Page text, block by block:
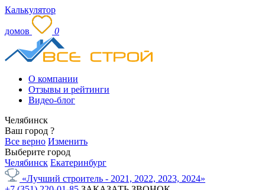
Калькулятор
домов 0
О компании
Отзывы и рейтинги
Видео-блог
Челябинск
Ваш город ?
Все верно Изменить
Выберите город
Челябинск Екатеринбург
«Лучший строитель - 2021, 2022, 2023, 2024»